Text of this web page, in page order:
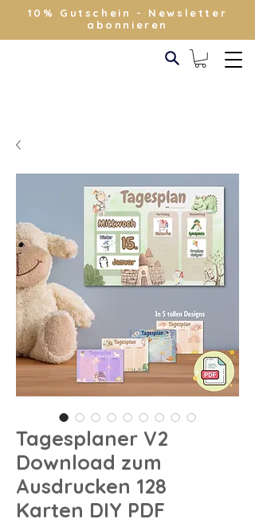
10% Gutschein - Newsletter
abonnieren
Tagesplaner V2
Download zum
Ausdrucken 128
Karten DIY PDF